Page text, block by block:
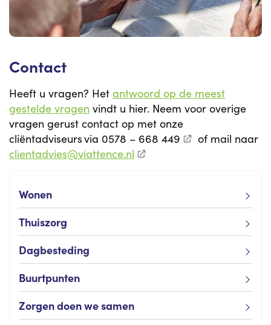
Wonen
Thuiszorg
Dagbesteding
Buurtpunten
Zorgen doen we samen
Contact
Heeft u vragen? Het antwoord op de meest
gestelde vragen vindt u hier. Neem voor overige
vragen gerust contact op met onze
cliëntadviseurs via 0578 – 668 449
of mail naar
clientadvies@viattence.nl